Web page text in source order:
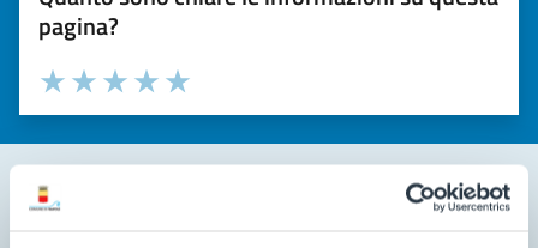
pagina?
Valuta la chiarezza delle informazioni (da 1 a 5 stelle)
Seleziona il numero di stelle per valutare la chiarezza delle
Valuta 5 stelle su 5
Valuta 4 stelle su 5
Valuta 3 stelle su 5
Valuta 2 stelle su 5
Valuta 1 stelle su 5